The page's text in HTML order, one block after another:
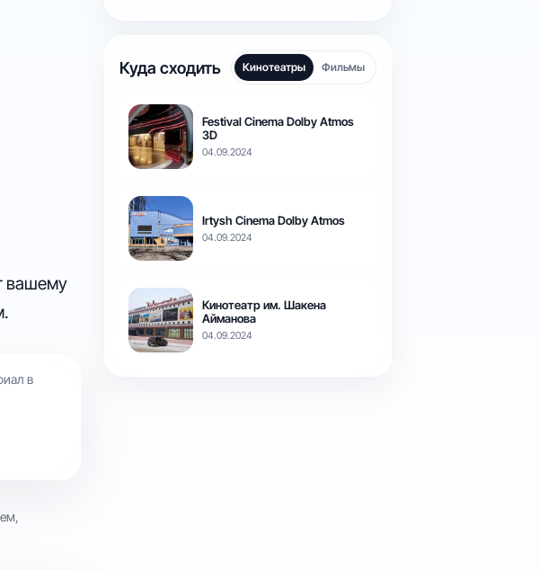
вашему
в
Куда сходить Кинотеатры Фильмы
Festival Cinema Dolby Atmos
3D
04.09.2024
Irtysh Cinema Dolby Atmos
04.09.2024
Кинотеатр им. Шакена
Айманова
04.09.2024